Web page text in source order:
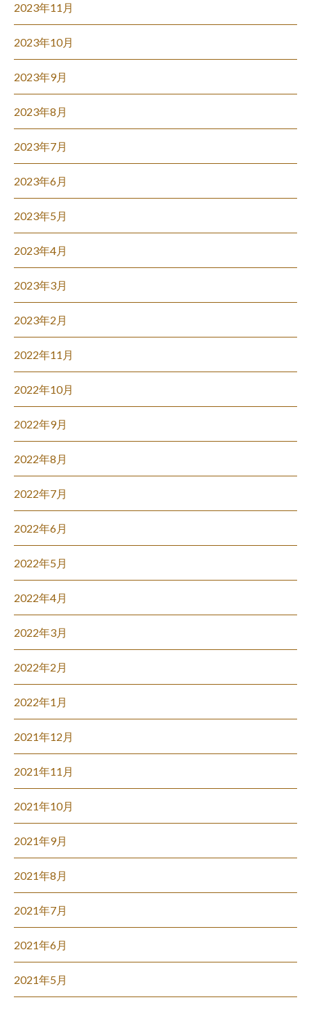
2023年11月
2023年10月
2023年9月
2023年8月
2023年7月
2023年6月
2023年5月
2023年4月
2023年3月
2023年2月
2022年11月
2022年10月
2022年9月
2022年8月
2022年7月
2022年6月
2022年5月
2022年4月
2022年3月
2022年2月
2022年1月
2021年12月
2021年11月
2021年10月
2021年9月
2021年8月
2021年7月
2021年6月
2021年5月